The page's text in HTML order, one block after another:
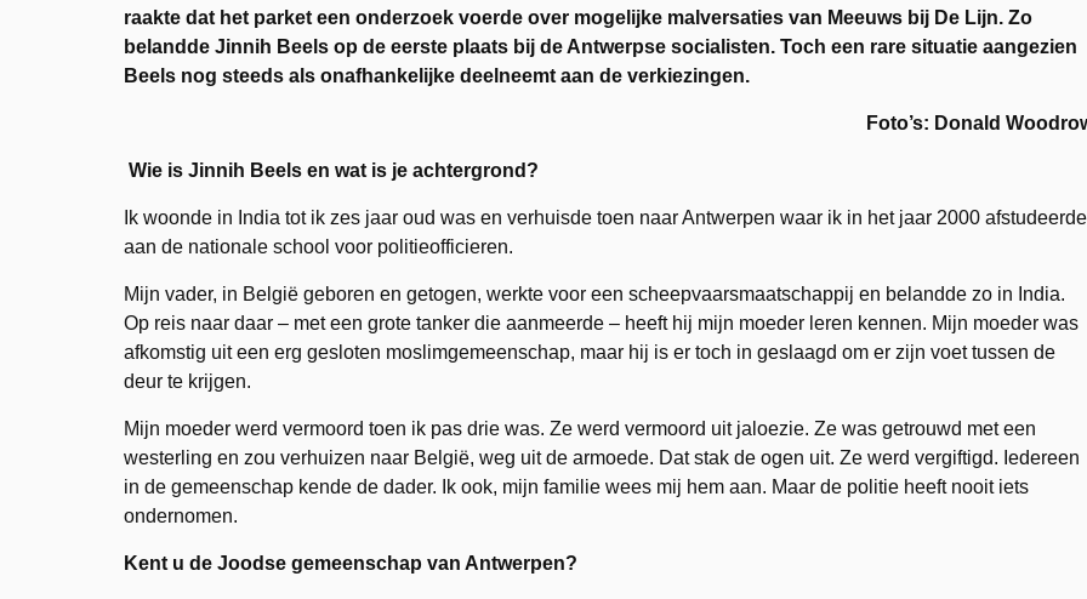
raakte dat het parket een onderzoek voerde over mogelijke malversaties van Meeuws bij De Lijn. Zo
belandde Jinnih Beels op de eerste plaats bij de Antwerpse socialisten. Toch een rare situatie aangezien
Beels nog steeds als onafhankelijke deelneemt aan de verkiezingen.
Foto’s: Donald
Wie is Jinnih Beels en wat is je achtergrond?
Ik woonde in India tot ik zes jaar oud was en verhuisde toen naar Antwerpen waar ik in het jaar 2000 afstudeerde
aan de nationale school voor politieofficieren.
Mijn vader, in België geboren en getogen, werkte voor een scheepvaarsmaatschappij en belandde zo in India.
Op reis naar daar – met een grote tanker die aanmeerde – heeft hij mijn moeder leren kennen. Mijn moeder was
afkomstig uit een erg gesloten moslimgemeenschap, maar hij is er toch in geslaagd om er zijn voet tussen de
deur te krijgen.
Mijn moeder werd vermoord toen ik pas drie was. Ze werd vermoord uit jaloezie. Ze was getrouwd met een
westerling en zou verhuizen naar België, weg uit de armoede. Dat stak de ogen uit. Ze werd vergiftigd. Iedereen
in de gemeenschap kende de dader. Ik ook, mijn familie wees mij hem aan. Maar de politie heeft nooit iets
ondernomen.
Kent u de Joodse gemeenschap van Antwerpen?